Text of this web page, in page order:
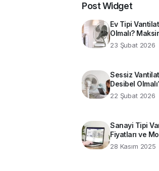
Post Widget
Ev Tipi
Olmalı?
Enerji
Rehber
23 Şubat 2026
Sessiz
Desibel
22 Şubat 2026
Sanayi Tipi
Fiyatları ve
Koşar Grup
28 Kasım 2025